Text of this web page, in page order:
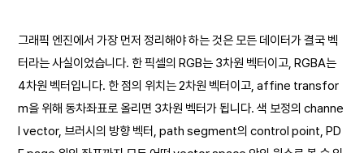
그래픽 엔진에서 가장 먼저 정리해야 하는 것은 모든 데이터가 결국 벡
터라는 사실이었습니다. 한 픽셀의 RGB는 3차원 벡터이고, RGBA는
4차원 벡터입니다. 한 점의 위치는 2차원 벡터이고, affine transfor
m을 위해 동차좌표로 올리면 3차원 벡터가 됩니다. 색 보정의 channe
l vector, 브러시의 방향 벡터, path segment의 control point, PD